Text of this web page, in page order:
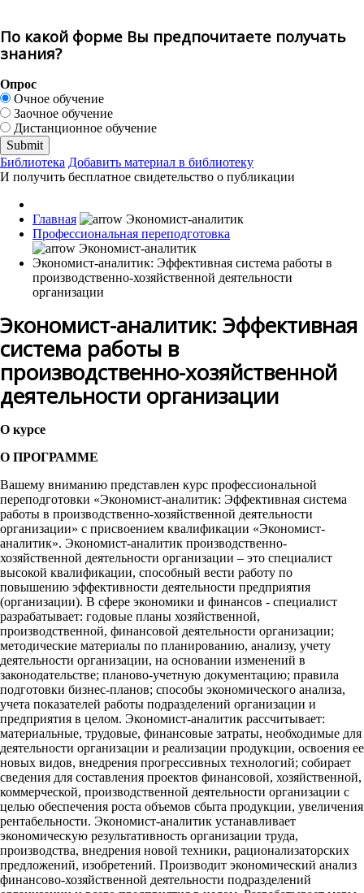
По какой форме Вы предпочитаете получать
знания?
Опрос
Очное обучение
Заочное обучение
Дистанционное обучение
Библиотека Добавить материал в библиотеку
И получить бесплатное свидетельство о публикации
Главная
Профессиональная переподготовка
Экономист-аналитик: Эффективная система работы в
производственно-хозяйственной деятельности
организации
Экономист-аналитик: Эффективная
система работы в
производственно-хозяйственной
деятельности организации
О курсе
О ПРОГРАММЕ
Вашему вниманию представлен курс профессиональной
переподготовки «Экономист-аналитик: Эффективная система
работы в производственно-хозяйственной деятельности
организации» с присвоением квалификации «Экономист-
аналитик». Экономист-аналитик производственно-
хозяйственной деятельности организации – это специалист
высокой квалификации, способный вести работу по
повышению эффективности деятельности предприятия
(организации). В сфере экономики и финансов - специалист
разрабатывает: годовые планы хозяйственной,
производственной, финансовой деятельности организации;
методические материалы по планированию, анализу, учету
деятельности организации, на основании изменений в
законодательстве; планово-учетную документацию; правила
подготовки бизнес-планов; способы экономического анализа,
учета показателей работы подразделений организации и
предприятия в целом. Экономист-аналитик рассчитывает:
материальные, трудовые, финансовые затраты, необходимые для
деятельности организации и реализации продукции, освоения ее
новых видов, внедрения прогрессивных технологий; собирает
сведения для составления проектов финансовой, хозяйственной,
коммерческой, производственной деятельности организации с
целью обеспечения роста объемов сбыта продукции, увеличения
рентабельности. Экономист-аналитик устанавливает
экономическую результативность организации труда,
производства, внедрения новой техники, рационализаторских
предложений, изобретений. Производит экономический анализ
финансово-хозяйственной деятельности подразделений